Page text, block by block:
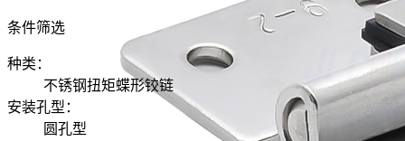
条件筛选
种类 ：
不锈钢扭矩蝶形铰链
安装孔型 ：
圆孔型